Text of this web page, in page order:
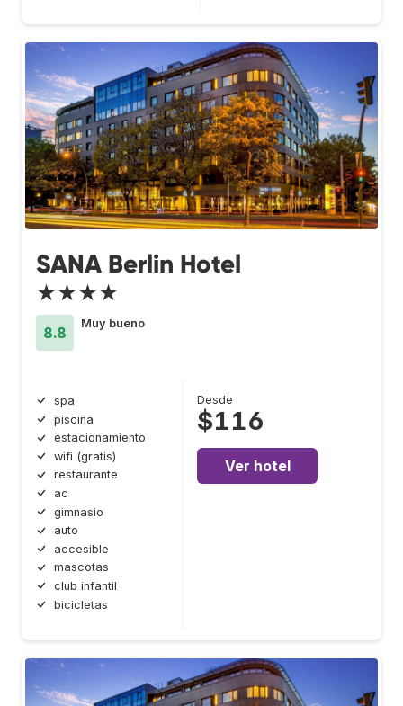
SANA Berlin Hotel
★★★★
8.8
Muy bueno
spa
piscina
estacionamiento
wifi (gratis)
restaurante
ac
gimnasio
auto
accesible
mascotas
club infantil
bicicletas
Desde
$116
Ver hotel